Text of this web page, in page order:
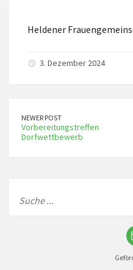
Heldener
3. Dezember 2024
NEWER POST
Vorbereitungstreffen
Dorfwettbewerb